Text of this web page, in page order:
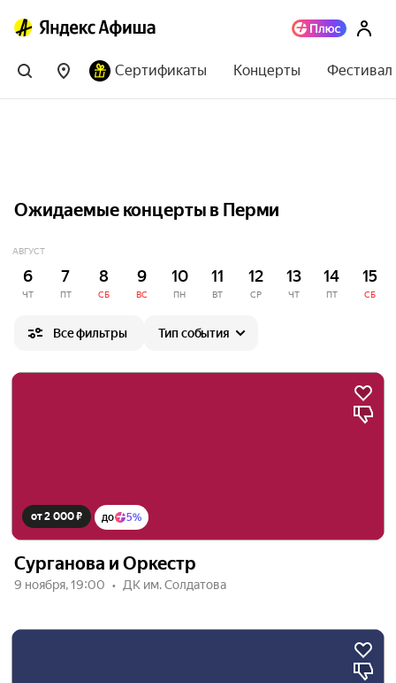
Сертификаты Концерты
Ожидаемые концерты в Перми
АВГУСТ
6
ЧТ
7
ПТ
8
СБ
9
ВС
10
ПН
11
ВТ
12
СР
13
ЧТ
14
ПТ
15
СБ
Все фильтры Тип события
от 2 000 ₽ до 5%
Сурганова и Оркестр
9 ноября, 19:00 ДК им. Солдатова